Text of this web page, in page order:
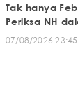
Tak hanya
Periksa NH
07/08/2026 23:45